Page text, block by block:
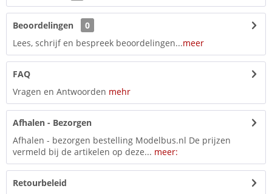
Beoordelingen
0
Lees, schrijf en bespreek beoordelingen...meer
FAQ
Vragen en Antwoorden mehr
Afhalen - Bezorgen
Afhalen - bezorgen bestelling Modelbus.nl De prijzen
vermeld bij de artikelen op deze... meer:
Retourbeleid